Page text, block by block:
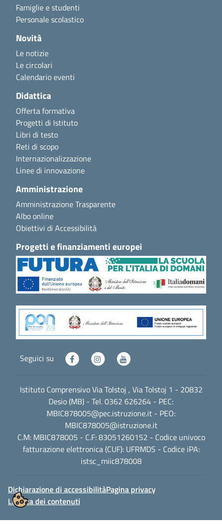
Famiglie e studenti
Personale scolastico
Novità
Le notizie
Le circolari
Calendario eventi
Didattica
Offerta formativa
Progetti di Istituto
Libri di testo
Reti di scopo
Internazionalizzazione
Linee di innovazione
Amministrazione
Amministrazione Trasparente
Albo online
Obiettivi di Accessibilità
Progetti e finanziamenti europei
Seguici su
Istituto Comprensivo Via Tolstoj , Via Tolstoj 1 - 20832
Desio (MB) - Tel. 0362 626264 - PEC:
MBIC878005@pec.istruzione.it - PEO:
MBIC878005@istruzione.it
C.M: MBIC878005 - C.F: 83051260152 - Codice univoco
fatturazione elettronica (CUF): UFRMDS - Codice iPA:
istsc_miic878008
Dichiarazione di accessibilitàPagina privacy
Licenza dei contenuti